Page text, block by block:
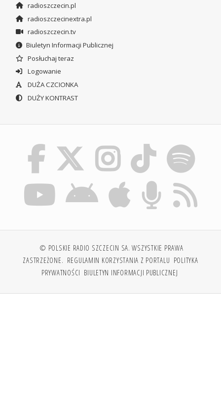
radioszczecin.pl
radioszczecinextra.pl
radioszczecin.tv
Biuletyn Informacji Publicznej
Posłuchaj teraz
Logowanie
DUŻA CZCIONKA
DUŻY KONTRAST
© POLSKIE RADIO SZCZECIN SA. WSZYSTKIE PRAWA
ZASTRZEŻONE. REGULAMIN KORZYSTANIA Z PORTALU POLITYKA
PRYWATNOŚCI BIULETYN INFORMACJI PUBLICZNEJ